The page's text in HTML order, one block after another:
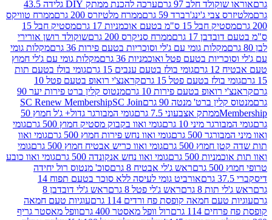
חלב 97 גרם
ערכה להכנת ממתק DIY גלידה 43.5
ג'ינג'רברד 59 גרם
ממרח מלטיזרס 200 גרם
ממרח טוויקס
15 ס"מ בטעם אוכמניות 17 גרם
מסטיק חבל 15
17 גרם
ממרח סניקרס 200 גרם
שוקולד רושן אורירי
מקלות גומי עם ג'לי וסוכריות בטעם פירות 36 גרם
מקלות גומי
בטעם פטל ואוכמניות 36 גרם
מקלות גומי עם ג'לי חמוץ
גומי בולז בטעם ענבים 15 גרם
גומי בולז בטעם תות
בולז בטעם פטל 15 גרם
קראנצ'י רואופ בטעם פטל 10
בטעם פירות 10 גרם
מנטוס קלין ברט פירות יער 90
ברט' מנטה 90 גרם
SC Renew MembershipSC Join
ממתק אצבעוני 7.5 גרם
גומי המבורגר גדול+ ג'ל חמוץ 50
מיני 10 גרם
גומי ואוו בקבוק מסטיק חמוץ 500 גרם
גומי
500 גרם
גומי ואוו נחש פירות חמוץ 500 גרם
גומי ואוו
500 גרם
גומי ואוו כריש אבטיח חמוץ 500 גרם
גומי
500 גרם
גומי ואוו נחש אנקונדה 500 גרם
גומי ואוו כובע
ראש ג'לי אבטיח 8 גרם
סוכ' מנטוס רול יחידה
אורביט גומי לעיסה ללא סוכר בטעם תפוח 14
8 גרם
ראש ג'לי פטל 8 גרם
ראש ג'לי דובדבן 8
חמאה קופסת פח ורדים 114 גרם
עוגיות טעם חמאה
114 גרם
רול וופל מאסטר 400 גרם
וופל מאסטר גריף